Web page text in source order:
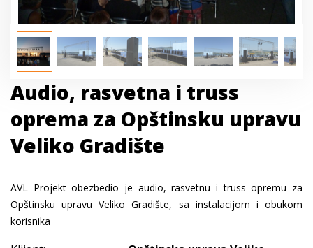
Audio, rasvetna i truss
oprema za Opštinsku upravu
Veliko Gradište
AVL Projekt obezbedio je audio, rasvetnu i truss opremu za
Opštinsku upravu Veliko Gradište, sa instalacijom i obukom
korisnika